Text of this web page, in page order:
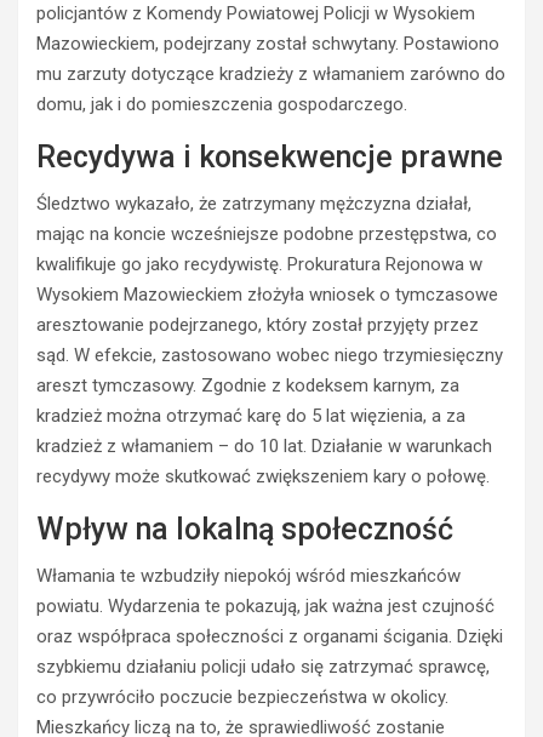
policjantów z Komendy Powiatowej Policji w Wysokiem
Mazowieckiem, podejrzany został schwytany. Postawiono
mu zarzuty dotyczące kradzieży z włamaniem zarówno do
domu, jak i do pomieszczenia gospodarczego.
Recydywa i konsekwencje prawne
Śledztwo wykazało, że zatrzymany mężczyzna działał,
mając na koncie wcześniejsze podobne przestępstwa, co
kwalifikuje go jako recydywistę. Prokuratura Rejonowa w
Wysokiem Mazowieckiem złożyła wniosek o tymczasowe
aresztowanie podejrzanego, który został przyjęty przez
sąd. W efekcie, zastosowano wobec niego trzymiesięczny
areszt tymczasowy. Zgodnie z kodeksem karnym, za
kradzież można otrzymać karę do 5 lat więzienia, a za
kradzież z włamaniem – do 10 lat. Działanie w warunkach
recydywy może skutkować zwiększeniem kary o połowę.
Wpływ na lokalną społeczność
Włamania te wzbudziły niepokój wśród mieszkańców
powiatu. Wydarzenia te pokazują, jak ważna jest czujność
oraz współpraca społeczności z organami ścigania. Dzięki
szybkiemu działaniu policji udało się zatrzymać sprawcę,
co przywróciło poczucie bezpieczeństwa w okolicy.
Mieszkańcy liczą na to, że sprawiedliwość zostanie
BEZPIECZEŃSTWO
POLICJA
WYPADKI
o
d
y
k
e
o
w
c
a
s
a
c
p
WYPADKI
ZATRZYMANIA
N
e
z
e
ź
w
y
k
o
w
c
a
O
p